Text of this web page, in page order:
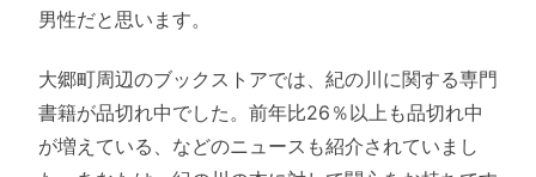
男性だと思います。
大郷町周辺のブックストアでは、紀の川に関する専門
書籍が品切れ中でした。前年比26％以上も品切れ中
が増えている、などのニュースも紹介されていまし